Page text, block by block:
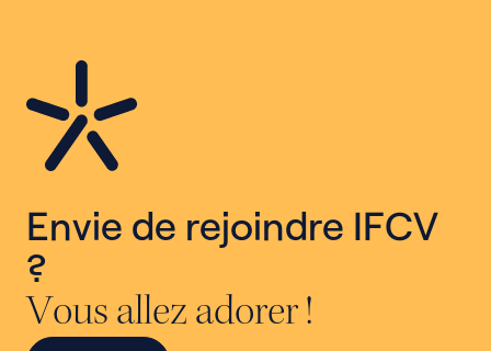
Envie de rejoindre IFCV
?
Vous allez adorer !